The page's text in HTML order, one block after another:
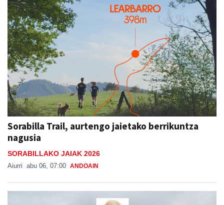
Sorabilla Trail, aurtengo jaietako berrikuntza
nagusia
SORABILLAKO JAIAK 2026
Aiurri abu 06, 07:00 ANDOAIN